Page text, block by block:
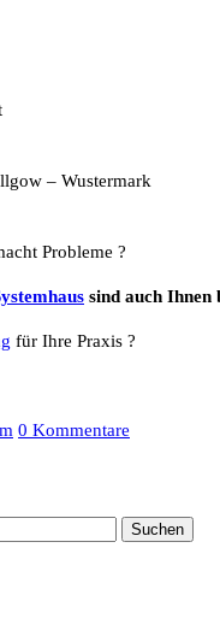
– Wustermark
Probleme ?
sind auch Ihnen
für Ihre Praxis ?
0 Kommentare